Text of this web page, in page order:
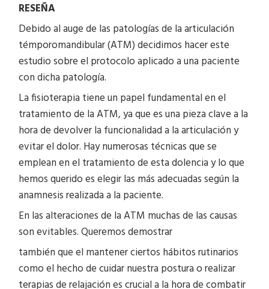
RESEÑA
Debido al auge de las patologías de la articulación
témporomandibular (ATM) decidimos hacer este
estudio sobre el protocolo aplicado a una paciente
con dicha patología.
La fisioterapia tiene un papel fundamental en el
tratamiento de la ATM, ya que es una pieza clave a la
hora de devolver la funcionalidad a la articulación y
evitar el dolor. Hay numerosas técnicas que se
emplean en el tratamiento de esta dolencia y lo que
hemos querido es elegir las más adecuadas según la
anamnesis realizada a la paciente.
En las alteraciones de la ATM muchas de las causas
son evitables. Queremos demostrar
también que el mantener ciertos hábitos rutinarios
como el hecho de cuidar nuestra postura o realizar
terapias de relajación es crucial a la hora de combatir